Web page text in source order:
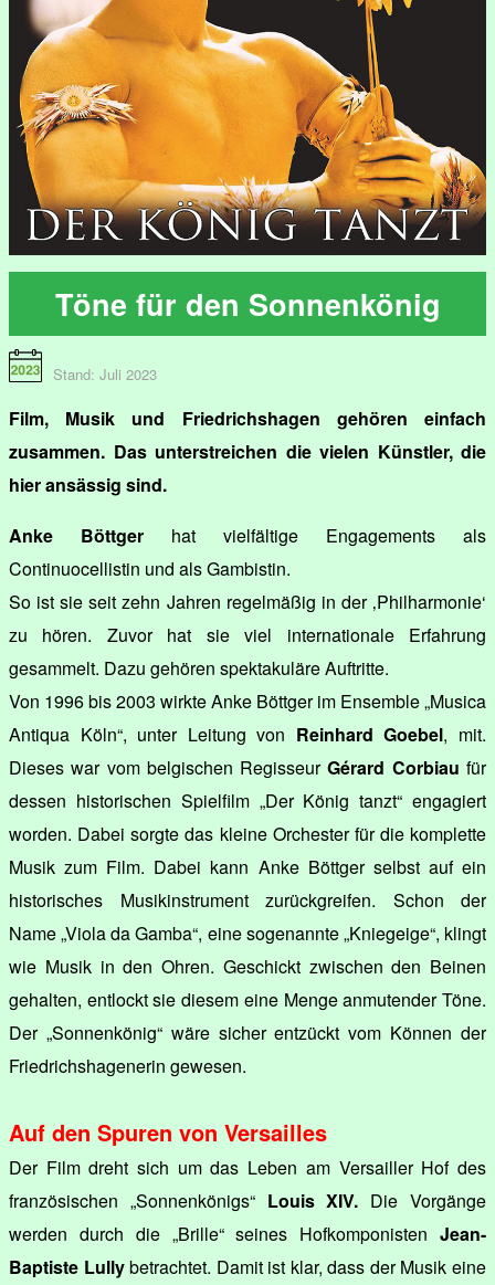
Töne für den Sonnenkönig
Stand: Juli 2023
Film, Musik und Friedrichshagen gehören einfach
zusammen. Das unterstreichen die vielen Künstler, die
hier ansässig sind.
Anke Böttger hat vielfältige Engagements als
Continuocellistin und als Gambistin.
So ist sie seit zehn Jahren regelmäßig in der ‚Philharmonie‘
zu hören. Zuvor hat sie viel internationale Erfahrung
gesammelt. Dazu gehören spektakuläre Auftritte.
Von 1996 bis 2003 wirkte Anke Böttger im Ensemble „Musica
Antiqua Köln“, unter Leitung von Reinhard Goebel, mit.
Dieses war vom belgischen RegisseurGérard Corbiau für
dessen historischen Spielfilm „Der König tanzt“ engagiert
worden. Dabei sorgte das kleine Orchester für die komplette
Musik zum Film. Dabei kann Anke Böttger selbst auf ein
historisches Musikinstrument zurückgreifen. Schon der
Name „Viola da Gamba“, eine sogenannte „Kniegeige“, klingt
wie Musik in den Ohren. Geschickt zwischen den Beinen
gehalten, entlockt sie diesem eine Menge anmutender Töne.
Der „Sonnenkönig“ wäre sicher entzückt vom Können der
Friedrichshagenerin gewesen.
Auf den Spuren von Versailles
Der Film dreht sich um das Leben am Versailler Hof des
französischen „Sonnenkönigs“ Louis XIV. Die Vorgänge
werden durch die „Brille“ seines Hofkomponisten Jean-
Baptiste Lullybetrachtet. Damit ist klar, dass der Musik eine